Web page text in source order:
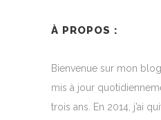
À PROPOS :
Bienvenue sur mon
mis à jour
trois ans. En 2014, j’ai